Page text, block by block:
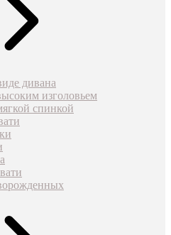
дивана
изголовьем
спинкой